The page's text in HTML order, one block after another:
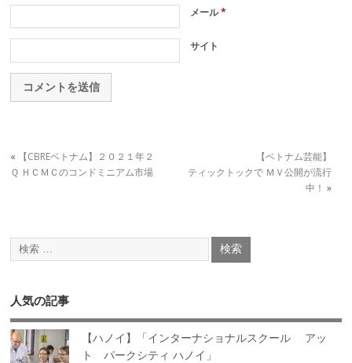
メール*
サイト
«
【CBREベトナム】２０２１年２
Ｑ ＨＣＭＣのコンドミニアム市場
【ベトナム芸能】
ティックトックで ＭＶ公開が流行
中！ »
人気の記事
【ハノイ】「インターナショナルスクール アッ
ト パークシティ ハノイ」